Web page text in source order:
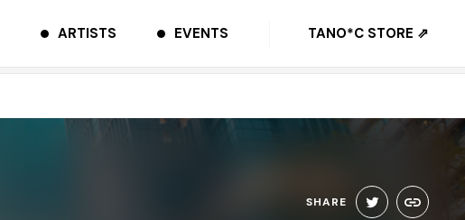
ARTISTS EVENTS TANO*C STORE ⇗
SHARE